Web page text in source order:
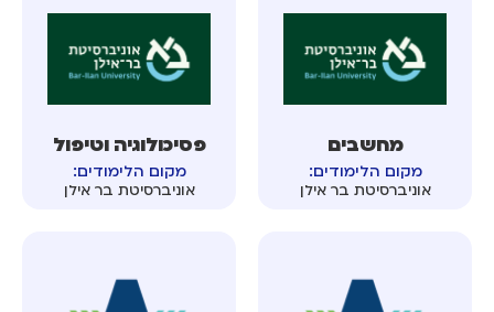
מחשבים
מקום הלימודים:
אוניברסיטת בר אילן
פסיכולוגיה וטיפול
מקום הלימודים:
אוניברסיטת בר אילן